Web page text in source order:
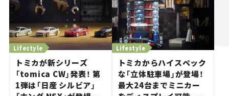
Lifestyle
トミカが新シリーズ
「tomica CW」発表！ 第
1弾は「日産 シルビア」
Lifestyle
トミカからハイスペック
な「立体駐車場」が登場！
最大24台までミニカー